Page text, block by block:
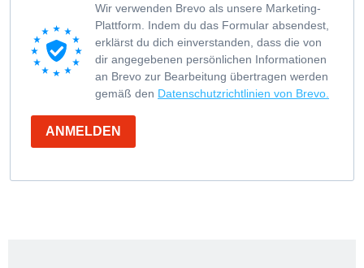
Wir verwenden Brevo als unsere Marketing-
Plattform. Indem du das Formular absendest,
erklärst du dich einverstanden, dass die von
dir angegebenen persönlichen Informationen
an Brevo zur Bearbeitung übertragen werden
gemäß den Datenschutzrichtlinien von Brevo.
ANMELDEN